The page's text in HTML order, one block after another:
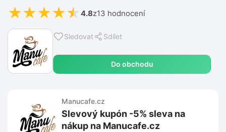
Sledovat Sdílet
Do obchodu
★★★★★ 4.8z13 hodnocení
Manucafe.cz
Slevový kupón -5% sleva na
nákup na Manucafe.cz